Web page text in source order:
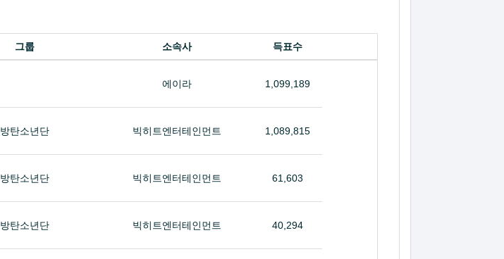
그룹 소속사 득표수
에이라 1,099,189
방탄소년단 빅히트엔터테인먼트 1,089,815
방탄소년단 빅히트엔터테인먼트 61,603
방탄소년단 빅히트엔터테인먼트 40,294